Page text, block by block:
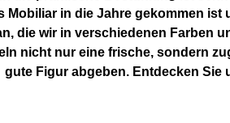
Mobiliar in die Jahre gekommen
die wir in verschiedenen Farben
nicht nur eine frische, sondern
gute Figur abgeben. Entdecken Sie